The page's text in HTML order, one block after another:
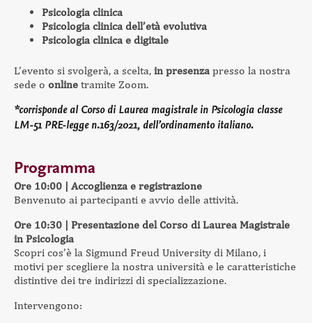
Psicologia clinica
Psicologia clinica dell’età evolutiva
Psicologia clinica e digitale
L’evento si svolgerà, a scelta, in presenza presso la nostra
sede o online tramite Zoom.
*corrisponde al Corso di Laurea magistrale in Psicologia classe
LM-51 PRE-legge n.163/2021, dell’ordinamento italiano.
Programma
Ore 10:00 | Accoglienza e registrazione
Benvenuto ai partecipanti e avvio delle attività.
Ore 10:30 | Presentazione del Corso di Laurea Magistrale
in Psicologia
Scopri cos’è la Sigmund Freud University di Milano, i
motivi per scegliere la nostra università e le caratteristiche
distintive dei tre indirizzi di specializzazione.
Intervengono: